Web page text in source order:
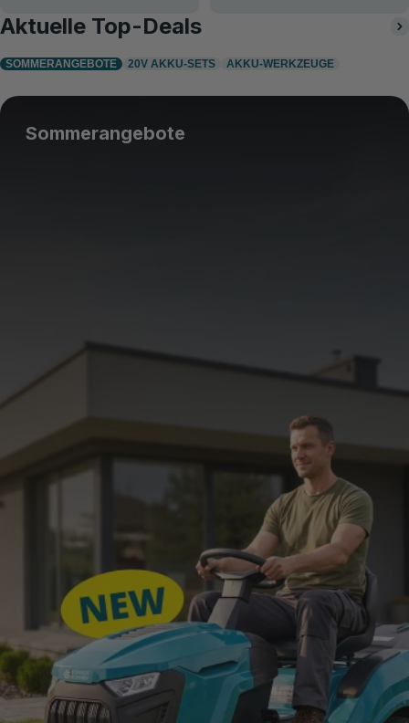
Aktuelle Top-Deals
SOMMERANGEBOTE 20V AKKU-SETS AKKU-WERKZEUGE
Sommerangebote